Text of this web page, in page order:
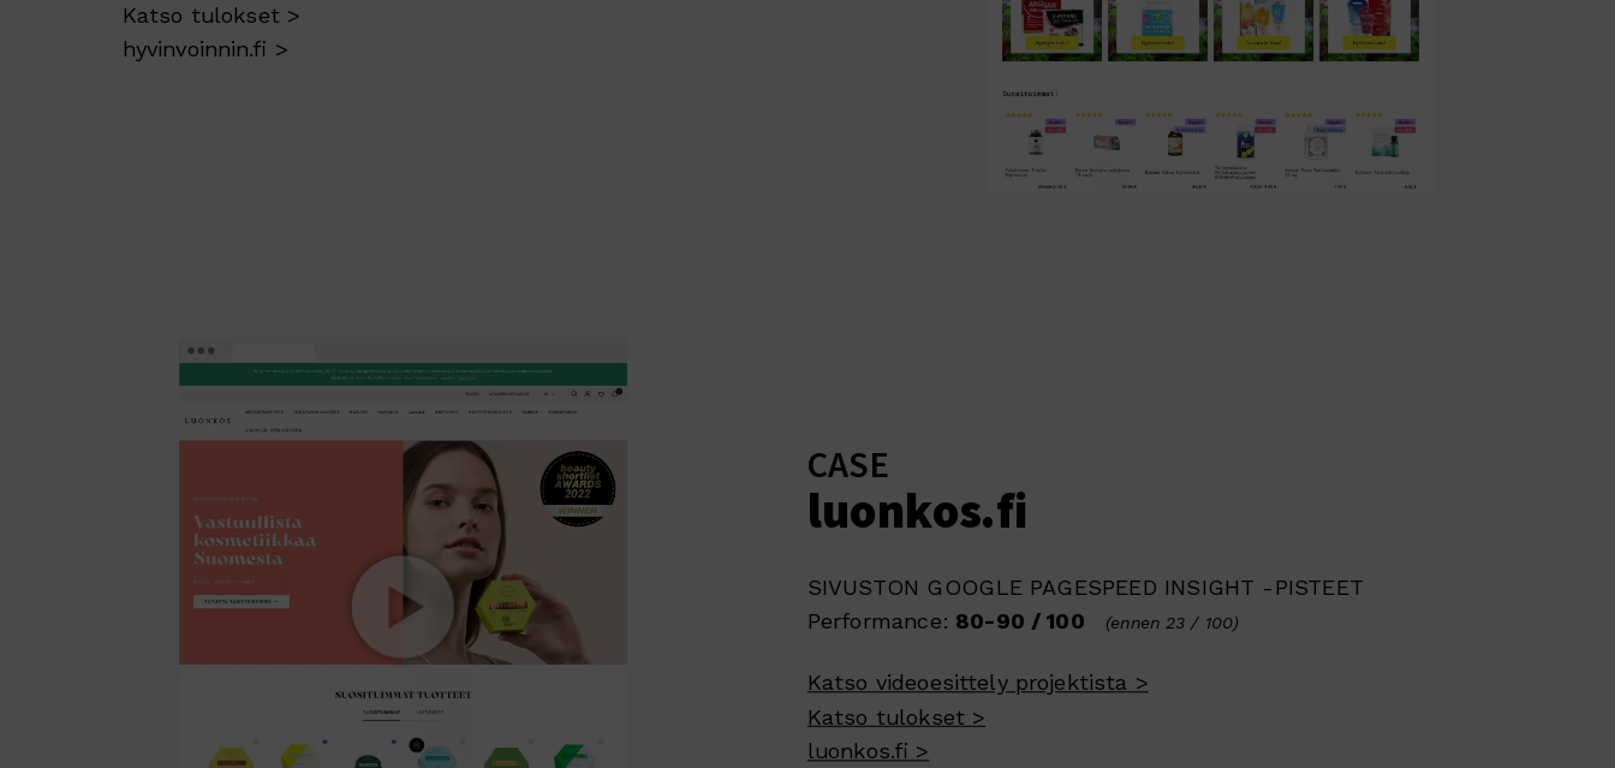
Katso tulokset >
hyvinvoinnin.fi >
CASE
luonkos.fi
SIVUSTON GOOGLE PAGESPEED INSIGHT -PISTEET
Performance: 80-90 / 100 (ennen 23 / 100)
Katso videoesittely projektista >
Katso tulokset >
luonkos.fi >